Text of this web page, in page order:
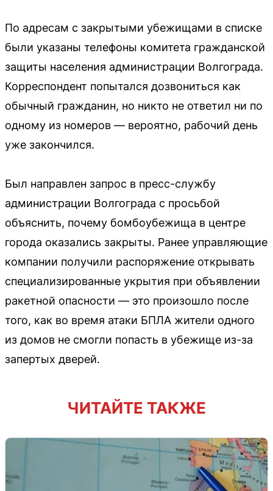
По адресам с закрытыми убежищами в списке
были указаны телефоны комитета гражданской
защиты населения администрации Волгограда.
Корреспондент попытался дозвониться как
обычный гражданин, но никто не ответил ни по
одному из номеров — вероятно, рабочий день
уже закончился.
Был направлен запрос в пресс-службу
администрации Волгограда с просьбой
объяснить, почему бомбоубежища в центре
города оказались закрыты. Ранее управляющие
компании получили распоряжение открывать
специализированные укрытия при объявлении
ракетной опасности — это произошло после
того, как во время атаки БПЛА жители одного
из домов не смогли попасть в убежище из-за
запертых дверей.
ЧИТАЙТЕ ТАКЖЕ